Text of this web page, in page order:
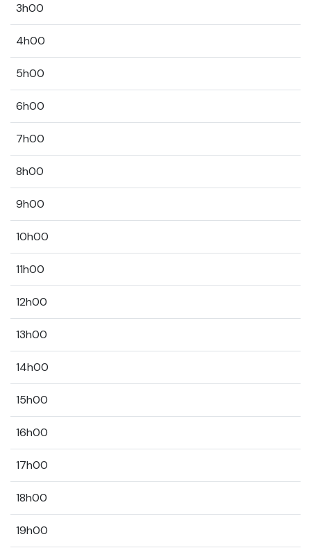
3h00
4h00
5h00
6h00
7h00
8h00
9h00
10h00
11h00
12h00
13h00
14h00
15h00
16h00
17h00
18h00
19h00